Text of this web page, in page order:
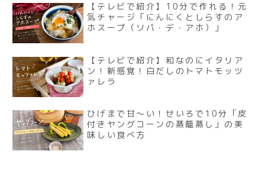
【テレビで紹介】10分で作れる！元
気チャージ「にんにくとしらすのア
ホスープ（ソパ・デ・アホ）」
【テレビで紹介】和なのにイタリア
ン！新感覚！白だしのトマトモッツ
ァレラ
ひげまで甘〜い！せいろで10分「皮
付きヤングコーンの蒸籠蒸し」の美
味しい食べ方